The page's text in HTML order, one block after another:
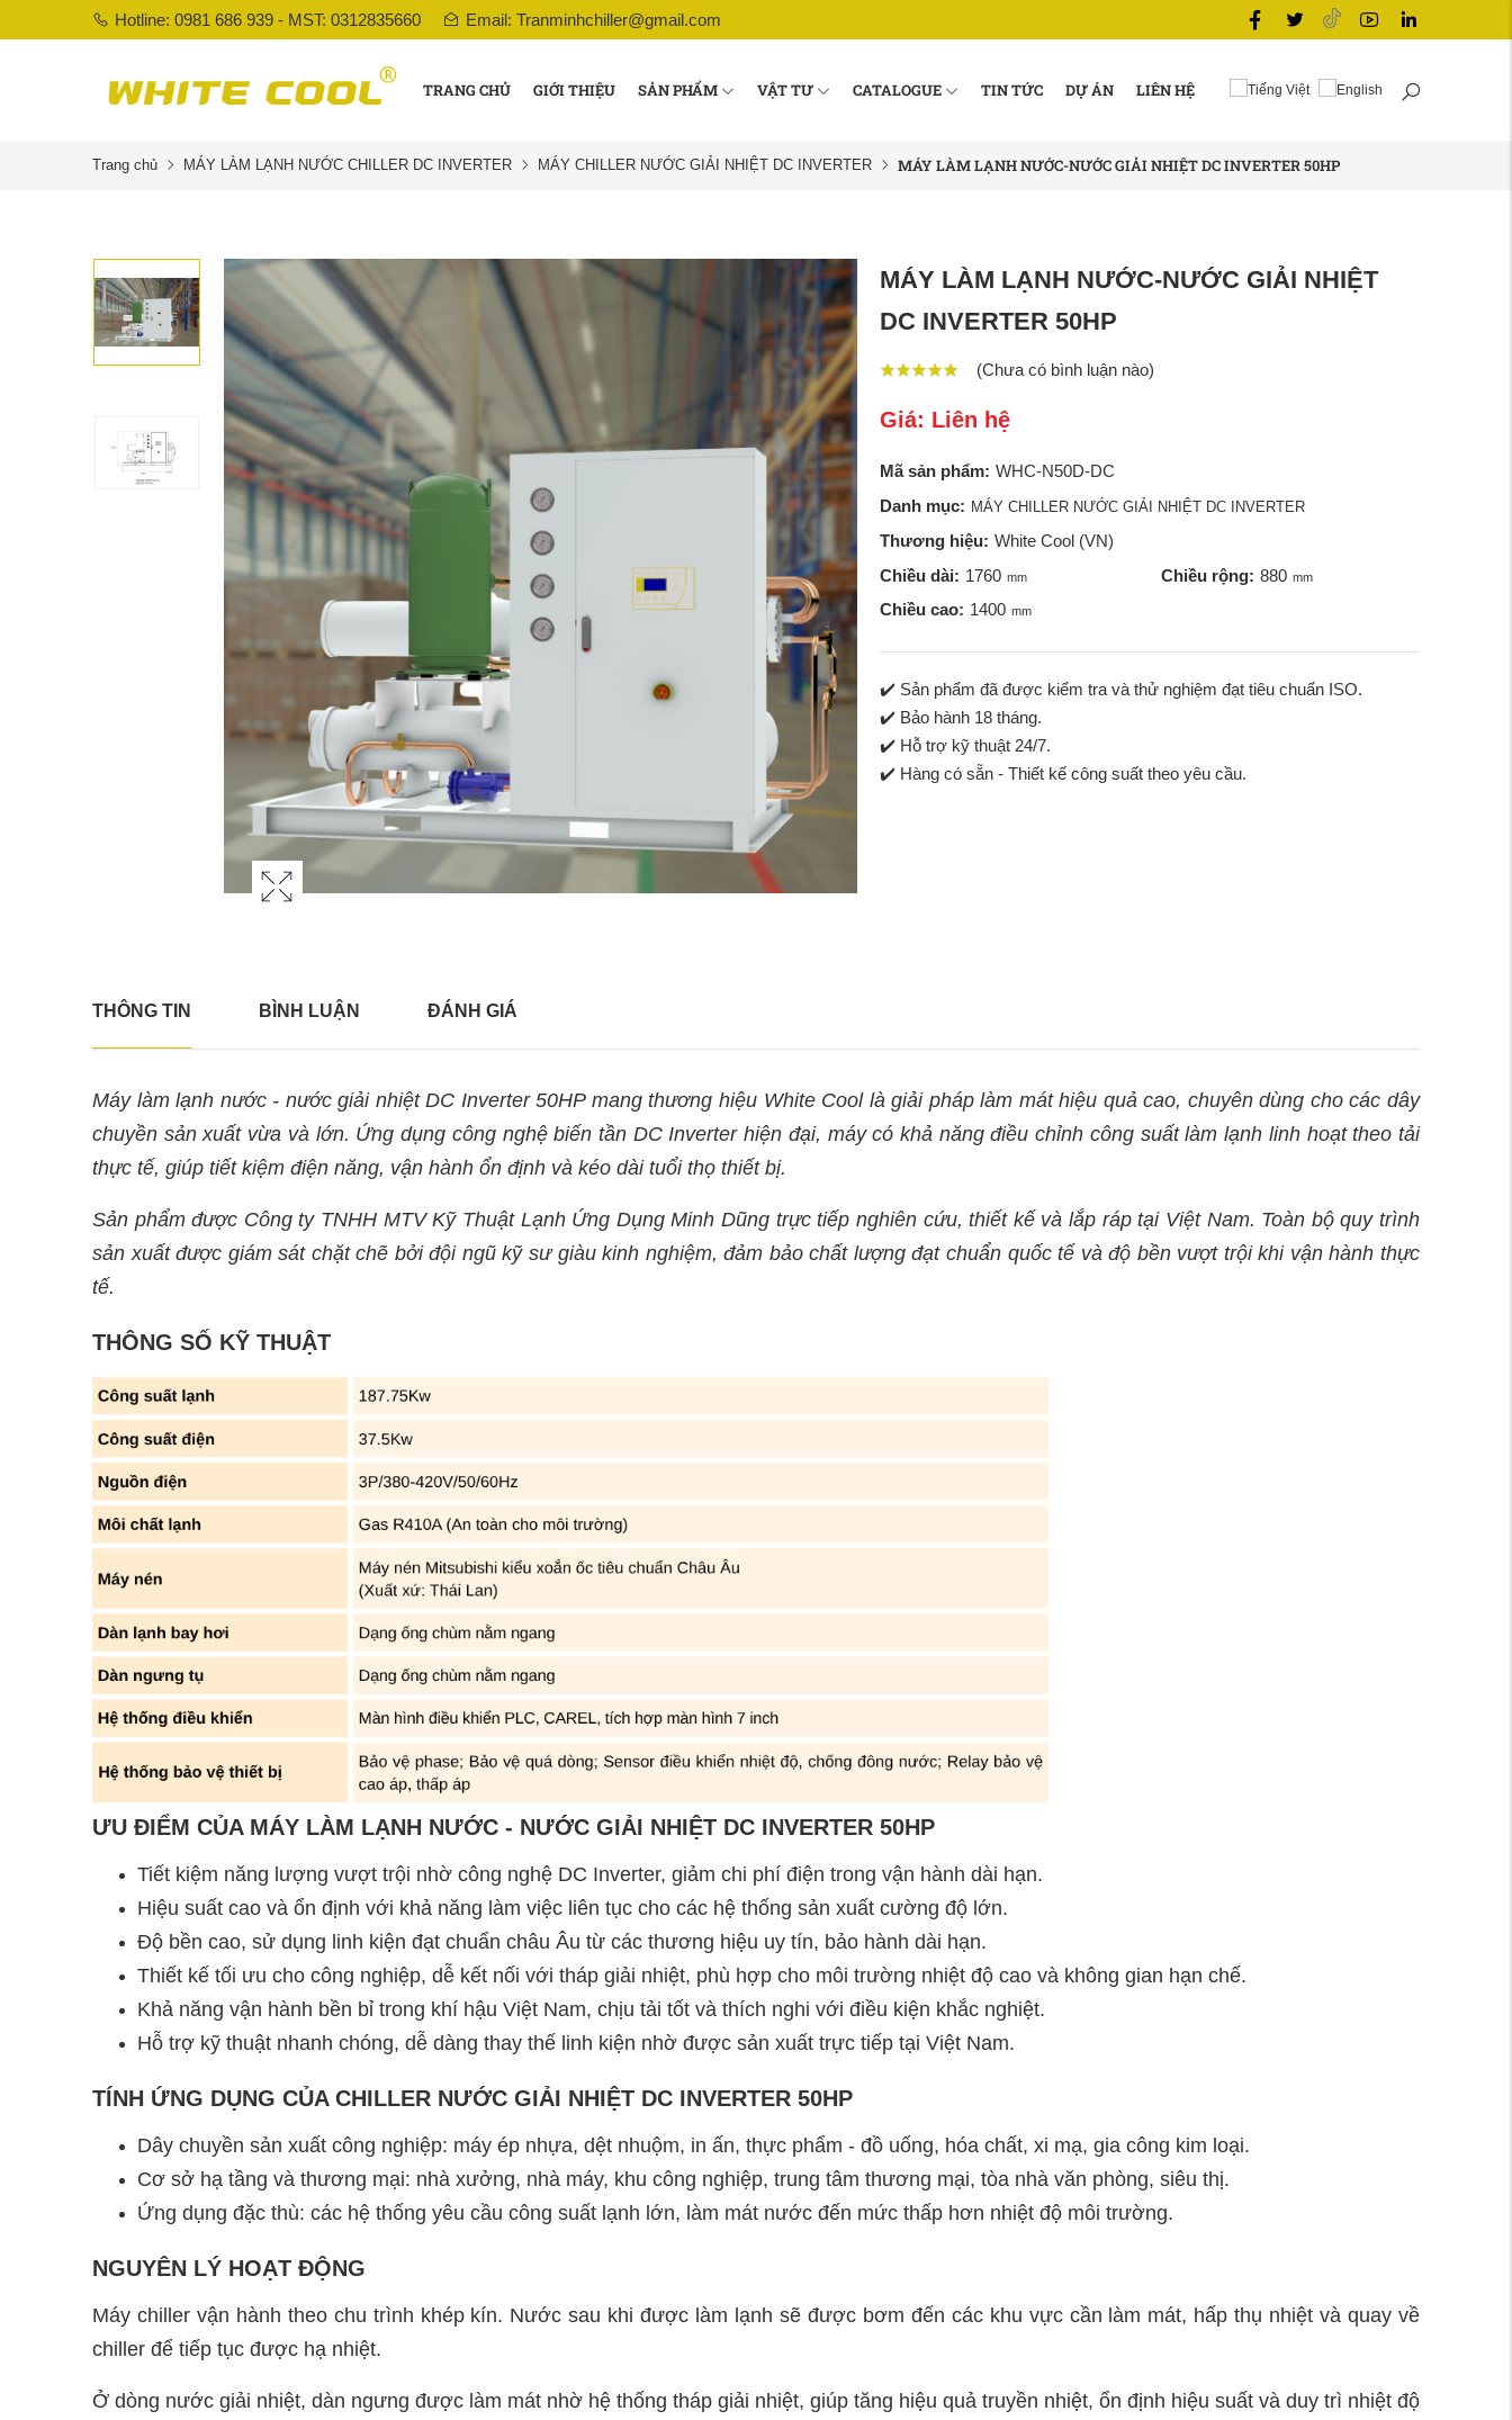
Hotline: 0981 686 939 - MST: 0312835660 Email: Tranminhchiller@gmail.com
TRANG CHỦ GIỚI THIỆU SẢN PHẨM VẬT TƯ CATALOGUE TIN TỨC DỰ ÁN LIÊN HỆ
Trang chủ MÁY LÀM LẠNH NƯỚC CHILLER DC INVERTER MÁY CHILLER NƯỚC GIẢI NHIỆT DC INVERTER MÁY LÀM LẠNH NƯỚC-NƯỚC GIẢI NHIỆT DC INVERTER 50HP
MÁY LÀM LẠNH NƯỚC-NƯỚC GIẢI NHIỆT
DC INVERTER 50HP
(Chưa có bình luận nào)
Giá: Liên hệ
Mã sản phẩm: WHC-N50D-DC
Danh mục: MÁY CHILLER NƯỚC GIẢI NHIỆT DC INVERTER
Thương hiệu: White Cool (VN)
Chiều dài: 1760 mm Chiều rộng: 880 mm
Chiều cao: 1400 mm
✔️ Sản phẩm đã được kiểm tra và thử nghiệm đạt tiêu chuẩn ISO.
✔️ Bảo hành 18 tháng.
✔️ Hỗ trợ kỹ thuật 24/7.
✔️ Hàng có sẵn - Thiết kế công suất theo yêu cầu.
THÔNG TIN BÌNH LUẬN ĐÁNH GIÁ
Máy làm lạnh nước - nước giải nhiệt DC Inverter 50HP mang thương hiệu White Cool là giải pháp làm mát hiệu quả cao, chuyên dùng cho các dây
chuyền sản xuất vừa và lớn. Ứng dụng công nghệ biến tần DC Inverter hiện đại, máy có khả năng điều chỉnh công suất làm lạnh linh hoạt theo tải
thực tế, giúp tiết kiệm điện năng, vận hành ổn định và kéo dài tuổi thọ thiết bị.
Sản phẩm được Công ty TNHH MTV Kỹ Thuật Lạnh Ứng Dụng Minh Dũng trực tiếp nghiên cứu, thiết kế và lắp ráp tại Việt Nam. Toàn bộ quy trình
sản xuất được giám sát chặt chẽ bởi đội ngũ kỹ sư giàu kinh nghiệm, đảm bảo chất lượng đạt chuẩn quốc tế và độ bền vượt trội khi vận hành thực
tế.
THÔNG SỐ KỸ THUẬT
ƯU ĐIỂM CỦA MÁY LÀM LẠNH NƯỚC - NƯỚC GIẢI NHIỆT DC INVERTER 50HP
Tiết kiệm năng lượng vượt trội nhờ công nghệ DC Inverter, giảm chi phí điện trong vận hành dài hạn.
Hiệu suất cao và ổn định với khả năng làm việc liên tục cho các hệ thống sản xuất cường độ lớn.
Độ bền cao, sử dụng linh kiện đạt chuẩn châu Âu từ các thương hiệu uy tín, bảo hành dài hạn.
Thiết kế tối ưu cho công nghiệp, dễ kết nối với tháp giải nhiệt, phù hợp cho môi trường nhiệt độ cao và không gian hạn chế.
Khả năng vận hành bền bỉ trong khí hậu Việt Nam, chịu tải tốt và thích nghi với điều kiện khắc nghiệt.
Hỗ trợ kỹ thuật nhanh chóng, dễ dàng thay thế linh kiện nhờ được sản xuất trực tiếp tại Việt Nam.
TÍNH ỨNG DỤNG CỦA CHILLER NƯỚC GIẢI NHIỆT DC INVERTER 50HP
Dây chuyền sản xuất công nghiệp: máy ép nhựa, dệt nhuộm, in ấn, thực phẩm - đồ uống, hóa chất, xi mạ, gia công kim loại.
Cơ sở hạ tầng và thương mại: nhà xưởng, nhà máy, khu công nghiệp, trung tâm thương mại, tòa nhà văn phòng, siêu thị.
Ứng dụng đặc thù: các hệ thống yêu cầu công suất lạnh lớn, làm mát nước đến mức thấp hơn nhiệt độ môi trường.
NGUYÊN LÝ HOẠT ĐỘNG
Máy chiller vận hành theo chu trình khép kín. Nước sau khi được làm lạnh sẽ được bơm đến các khu vực cần làm mát, hấp thụ nhiệt và quay về
chiller để tiếp tục được hạ nhiệt.
Ở dòng nước giải nhiệt, dàn ngưng được làm mát nhờ hệ thống tháp giải nhiệt, giúp tăng hiệu quả truyền nhiệt, ổn định hiệu suất và duy trì nhiệt độ